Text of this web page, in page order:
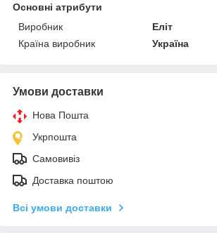
Основні атрибути
Виробник
Еліт
Країна виробник
Україна
Умови доставки
Нова Пошта
Укрпошта
Самовивіз
Доставка поштою
Всі умови доставки